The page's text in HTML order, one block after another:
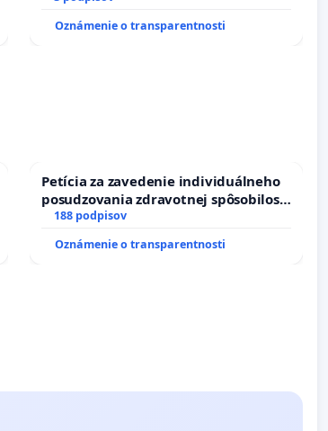
Oznámenie o transparentnosti
Petícia za zavedenie individuálneho
posudzovania zdravotnej spôsobilosti
osôb s diabetom 1. a 2. typu pri
prijímaní do Policajného zboru SR
188 podpisov
Oznámenie o transparentnosti